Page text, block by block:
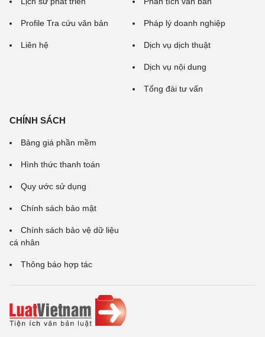
Profile Tra cứu văn bản
Liên hệ
Pháp lý doanh nghiệp
Dịch vụ dịch thuật
Dịch vụ nội dung
Tổng đài tư vấn
CHÍNH SÁCH
Bảng giá phần mềm
Hình thức thanh toán
Quy ước sử dụng
Chính sách bảo mật
Chính sách bảo vệ dữ liệu
cá nhân
Thông báo hợp tác